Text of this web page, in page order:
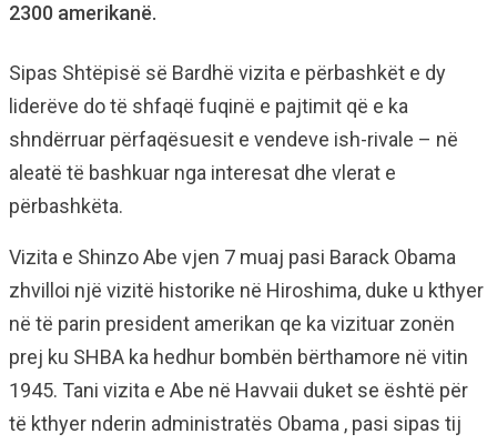
2300 amerikanë.
Sipas Shtëpisë së Bardhë vizita e përbashkët e dy
liderëve do të shfaqë fuqinë e pajtimit që e ka
shndërruar përfaqësuesit e vendeve ish-rivale – në
aleatë të bashkuar nga interesat dhe vlerat e
përbashkëta.
Vizita e Shinzo Abe vjen 7 muaj pasi Barack Obama
zhvilloi një vizitë historike në Hiroshima, duke u kthyer
në të parin president amerikan qe ka vizituar zonën
prej ku SHBA ka hedhur bombën bërthamore në vitin
1945. Tani vizita e Abe në Havvaii duket se është për
të kthyer nderin administratës Obama , pasi sipas tij